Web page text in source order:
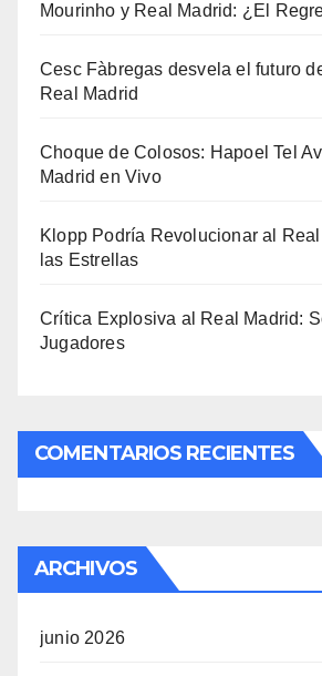
Mourinho y Real Madrid: ¿El
Cesc Fàbregas desvela el futuro
Real Madrid
Choque de Colosos: Hapoel Tel
Madrid en Vivo
Klopp Podría Revolucionar al
las Estrellas
Crítica Explosiva al Real Madrid:
Jugadores
COMENTARIOS RECIENTES
ARCHIVOS
junio 2026